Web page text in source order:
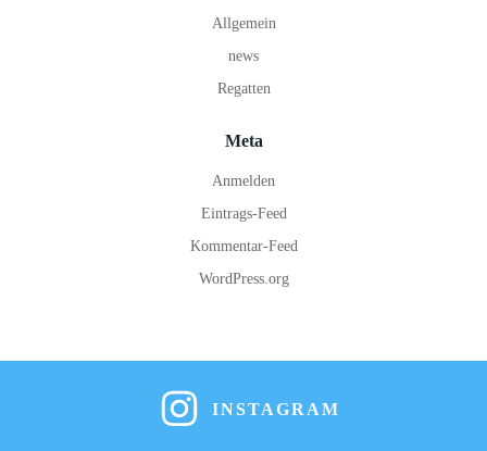
Allgemein
news
Regatten
Meta
Anmelden
Eintrags-Feed
Kommentar-Feed
WordPress.org
INSTAGRAM